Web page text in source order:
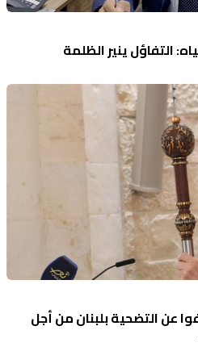
التفاؤل ينير الظلمة
عن التضحية بلبنان من أجل